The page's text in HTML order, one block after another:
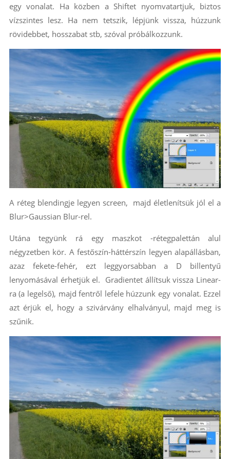
egy vonalat. Ha közben a Shiftet nyomvatartjuk, biztos
vízszintes lesz. Ha nem tetszik, lépjünk vissza, húzzunk
rövidebbet, hosszabat stb, szóval próbálkozzunk.
A réteg blendingje legyen screen, majd életlenítsük jól el a
Blur>Gaussian Blur-rel.
Utána tegyünk rá egy maszkot -rétegpalettán alul
négyzetben kör. A festőszín-háttérszín legyen alapállásban,
azaz fekete-fehér, ezt leggyorsabban a D billentyű
lenyomásával érhetjük el. Gradientet állítsuk vissza Linear-
ra (a legelső), majd fentről lefele húzzunk egy vonalat. Ezzel
azt érjük el, hogy a szivárvány elhalványul, majd meg is
szűnik.